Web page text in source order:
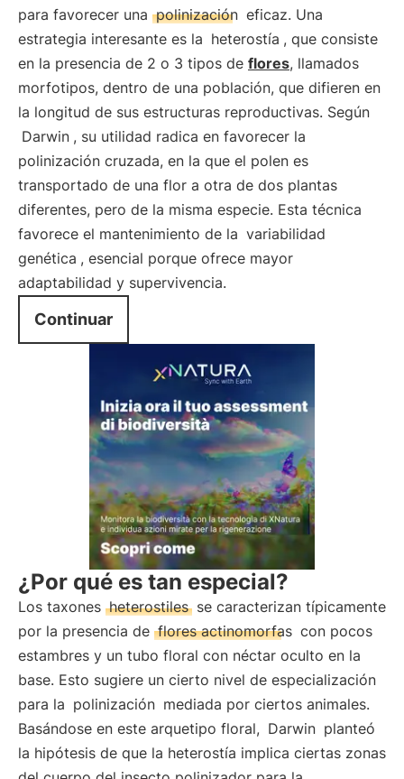
para favorecer una polinización eficaz. Una
estrategia interesante es la heterostía , que consiste
en la presencia de 2 o 3 tipos de flores, llamados
morfotipos, dentro de una población, que difieren en
la longitud de sus estructuras reproductivas. Según
Darwin , su utilidad radica en favorecer la
polinización cruzada, en la que el polen es
transportado de una flor a otra de dos plantas
diferentes, pero de la misma especie. Esta técnica
favorece el mantenimiento de la variabilidad
genética , esencial porque ofrece mayor
adaptabilidad y supervivencia.
Continuar
¿Por qué es tan especial?
Los taxones heterostiles se caracterizan típicamente
por la presencia de flores actinomorfas con pocos
estambres y un tubo floral con néctar oculto en la
base. Esto sugiere un cierto nivel de especialización
para la polinización mediada por ciertos animales.
Basándose en este arquetipo floral, Darwin planteó
la hipótesis de que la heterostía implica ciertas zonas